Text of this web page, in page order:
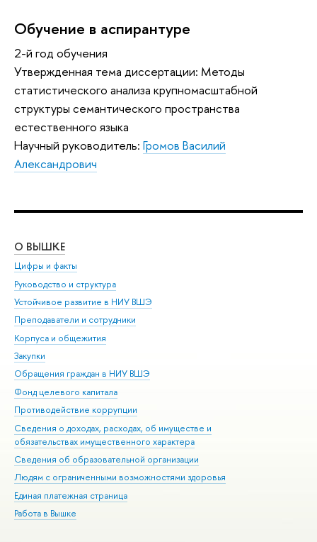
Обучение в аспирантуре
2-й год обучения
Утвержденная тема диссертации: Методы
статистического анализа крупномасштабной
структуры семантического пространства
естественного языка
Научный руководитель: Громов Василий
Александрович
О ВЫШКЕ
Цифры и факты
Руководство и структура
Устойчивое развитие в НИУ ВШЭ
Преподаватели и сотрудники
Корпуса и общежития
Закупки
Обращения граждан в НИУ ВШЭ
Фонд целевого капитала
Противодействие коррупции
Сведения о доходах, расходах, об имуществе и
обязательствах имущественного характера
Сведения об образовательной организации
Людям с ограниченными возможностями здоровья
Единая платежная страница
Работа в Вышке